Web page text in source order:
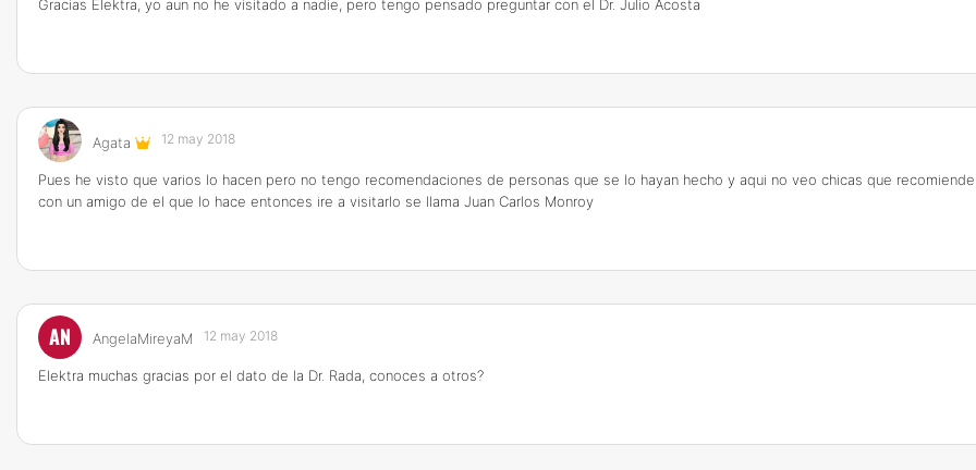
Gracias Elektra, yo aun no he visitado a nadie, pero tengo pensado preguntar con el Dr. Julio Acosta
Agata 12 may 2018
Pues he visto que varios lo hacen pero no tengo recomendaciones de personas que se lo hayan hecho y aqui no veo chicas que
con un amigo de el que lo hace entonces ire a visitarlo se llama Juan Carlos Monroy
AN AngelaMireyaM 12 may 2018
Elektra muchas gracias por el dato de la Dr. Rada, conoces a otros?